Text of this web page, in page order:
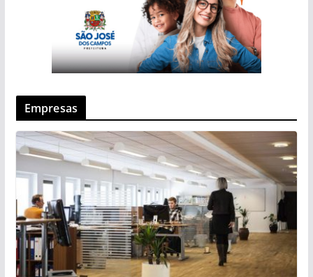
Empresas